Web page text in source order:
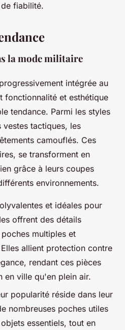
fiabilité.
la mode militaire
intégrée au
fonctionnalité et esthétique
tendance. Parmi les styles
tactiques, les
camouflés. Ces
se transforment en
grâce à leurs coupes
environnements.
et idéales pour
offrent des détails
multiples et
allient protection contre
rendant ces pièces
en ville qu'en plein air.
popularité réside dans leur
nombreuses poches utiles
essentiels, tout en